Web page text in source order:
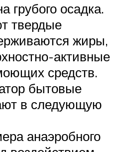
грубого осадка.
твердые
жиры,
активные
средств.
бытовые
в следующую
анаэробного